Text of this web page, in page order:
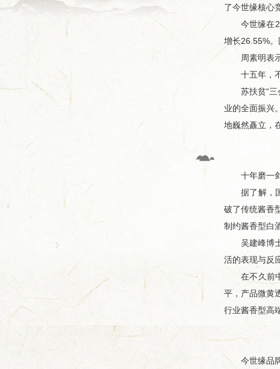
了今世缘核心
今世缘在
增长26.55%。
周素明表示
十五年，不
苏扶贫“三会
业的全面振兴
地巍然矗立，
十年磨一剑
据了解，国
破了传统酱香
制约酱香型白
吴建峰博士
活的表现与反
在不久前中
平，产品微黄
行业酱香型高
今世缘品牌创